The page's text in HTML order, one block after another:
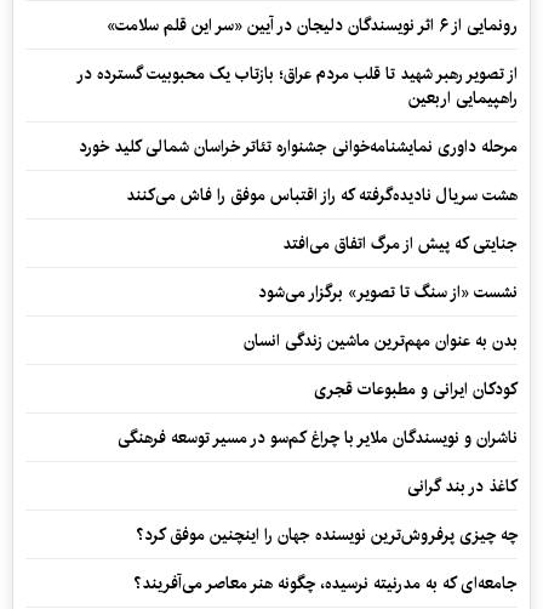
رونمایی از ۶ اثر نویسندگان دلیجان در آیین «سر این قلم سلامت»
از تصویر رهبر شهید تا قلب مردم عراق؛ بازتاب یک محبوبیت گسترده در
راهپیمایی اربعین
مرحله داوری نمایشنامه‌خوانی جشنواره تئاتر خراسان شمالی کلید خورد
هشت سریال نادیده‌گرفته که راز اقتباس موفق را فاش می‌کنند
جنایتی که پیش از مرگ اتفاق می‌افتد
نشست «از سنگ تا تصویر» برگزار می‌شود
بدن به عنوان مهم‌ترین ماشین زندگی انسان
کودکان ایرانی و مطبوعات قجری
ناشران و نویسندگان ملایر با چراغ کم‌سو در مسیر توسعه فرهنگی
کاغذ در بند گرانی
چه چیزی پرفروش‌ترین نویسنده جهان را اینچنین موفق کرد؟
جامعه‌ای که به مدرنیته نرسیده، چگونه هنر معاصر می‌آفریند؟